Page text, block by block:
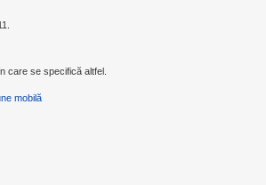
care se specifică altfel.
mobilă